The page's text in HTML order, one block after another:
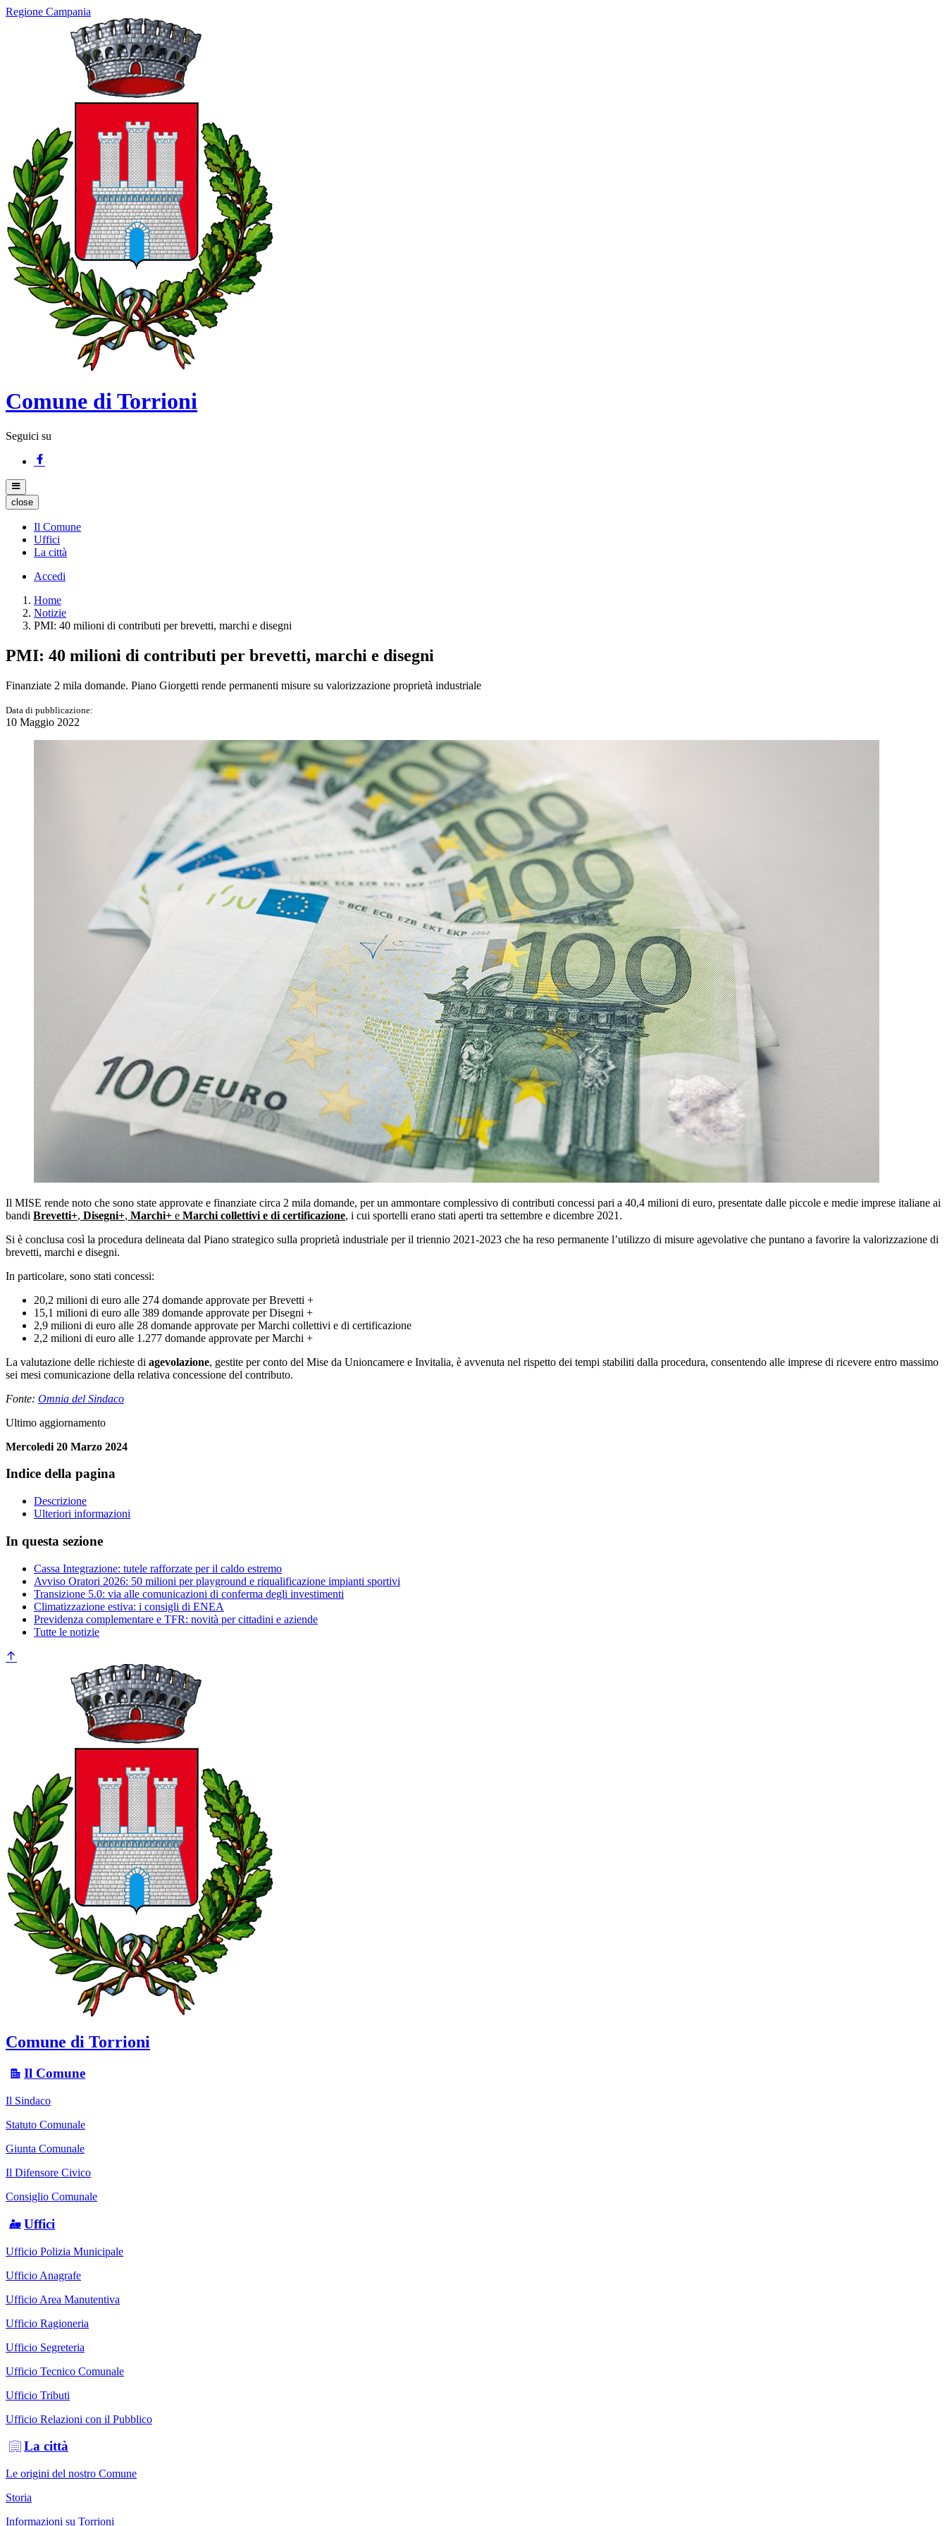
Regione Campania
Comune di Torrioni
Seguici su
close
Il Comune
Uffici
La città
Accedi
Home
Notizie
PMI: 40 milioni di contributi per brevetti, marchi e disegni
PMI: 40 milioni di contributi per brevetti, marchi e disegni
Finanziate 2 mila domande. Piano Giorgetti rende permanenti misure su valorizzazione proprietà industriale
Data di pubblicazione:
10 Maggio 2022
Il MISE rende noto che sono state approvate e finanziate circa 2 mila domande, per un ammontare complessivo di contributi concessi pari a 40,4 milioni di euro, presentate dalle piccole e medie imprese italiane ai
bandi Brevetti+, Disegni+, Marchi+ e Marchi collettivi e di certificazione, i cui sportelli erano stati aperti tra settembre e dicembre 2021.
Si è conclusa così la procedura delineata dal Piano strategico sulla proprietà industriale per il triennio 2021-2023 che ha reso permanente l’utilizzo di misure agevolative che puntano a favorire la valorizzazione di
brevetti, marchi e disegni.
In particolare, sono stati concessi:
20,2 milioni di euro alle 274 domande approvate per Brevetti +
15,1 milioni di euro alle 389 domande approvate per Disegni +
2,9 milioni di euro alle 28 domande approvate per Marchi collettivi e di certificazione
2,2 milioni di euro alle 1.277 domande approvate per Marchi +
La valutazione delle richieste di agevolazione, gestite per conto del Mise da Unioncamere e Invitalia, è avvenuta nel rispetto dei tempi stabiliti dalla procedura, consentendo alle imprese di ricevere entro massimo
sei mesi comunicazione della relativa concessione del contributo.
Fonte: Omnia del Sindaco
Ultimo aggiornamento
Mercoledi 20 Marzo 2024
Indice della pagina
Descrizione
Ulteriori informazioni
In questa sezione
Cassa Integrazione: tutele rafforzate per il caldo estremo
Avviso Oratori 2026: 50 milioni per playground e riqualificazione impianti sportivi
Transizione 5.0: via alle comunicazioni di conferma degli investimenti
Climatizzazione estiva: i consigli di ENEA
Previdenza complementare e TFR: novità per cittadini e aziende
Tutte le notizie
Comune di Torrioni
Il Comune
Il Sindaco
Statuto Comunale
Giunta Comunale
Il Difensore Civico
Consiglio Comunale
Uffici
Ufficio Polizia Municipale
Ufficio Anagrafe
Ufficio Area Manutentiva
Ufficio Ragioneria
Ufficio Segreteria
Ufficio Tecnico Comunale
Ufficio Tributi
Ufficio Relazioni con il Pubblico
La città
Le origini del nostro Comune
Storia
Informazioni su Torrioni